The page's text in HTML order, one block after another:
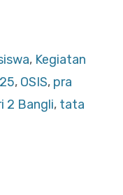
, Kegiatan
, OSIS, pra
2 Bangli, tata